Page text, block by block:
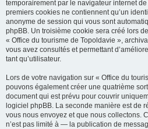
temporairement par le navigateur internet
premiers cookies ne contiennent qu’un
anonyme de session qui vous sont
phpBB. Un troisième cookie sera créé lors
« Office du tourisme de Topoldavie »,
vous avez consultés et permettant
tant qu’utilisateur.
Lors de votre navigation sur « Office du
pouvons également créer une quatrième
document qui est prévu pour couvrir
logiciel phpBB. La seconde manière est de
vous nous envoyez et que nous collectons.
n’est pas limité à — la publication de